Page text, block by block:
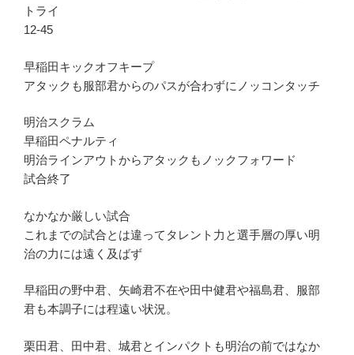
トライ
12-45
早稲田キックオフキープ
アタックも服部君からのパスが合わずにノッコンタッチ
明治スクラム
早稲田ペナルティ
明治ラインアウトからアタックもノックフォワード
試合終了
なかなか厳しい試合
これまでの試合とは違ってタレント力と選手層の厚い明
治の力には遠く及ばず
早稲田の野中君、矢崎君不在や田中健君や福島君、服部
君も本調子には程遠い状況。
栗田君、田中君、城君とインパクトも明治の前ではなか